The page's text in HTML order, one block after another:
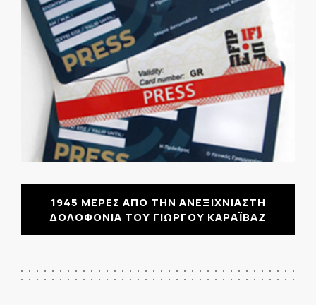
1945 ΜΕΡΕΣ ΑΠΟ ΤΗΝ ΑΝΕΞΙΧΝΙΑΣΤΗ
ΔΟΛΟΦΟΝΙΑ ΤΟΥ ΓΙΩΡΓΟΥ ΚΑΡΑΪΒΑΖ